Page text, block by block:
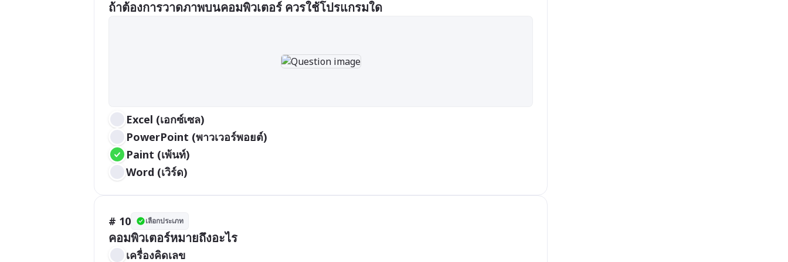
ถ้าต้องการวาดภาพบนคอมพิวเตอร์ ควรใช้โปรแกรมใด
Excel (เอกซ์เซล)
PowerPoint (พาวเวอร์พอยต์)
Paint (เพ้นท์)
Word (เวิร์ด)
# 10 เลือกประเภท
คอมพิวเตอร์หมายถึงอะไร
เครื่องคิดเลข